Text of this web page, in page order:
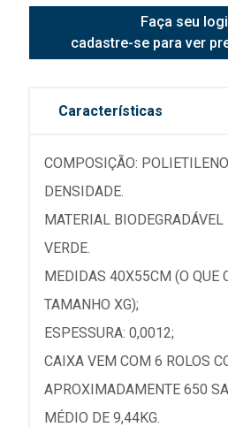
Faça seu
cadastre-se para ver
Características
COMPOSIÇÃO:
DENSIDADE.
MATERIAL
VERDE.
MEDIDAS 40X55CM (O QUE
TAMANHO XG);
ESPESSURA: 0,0012;
CAIXA VEM COM 6 ROLOS
APROXIMADAMENTE 650
MÉDIO DE 9,44KG.